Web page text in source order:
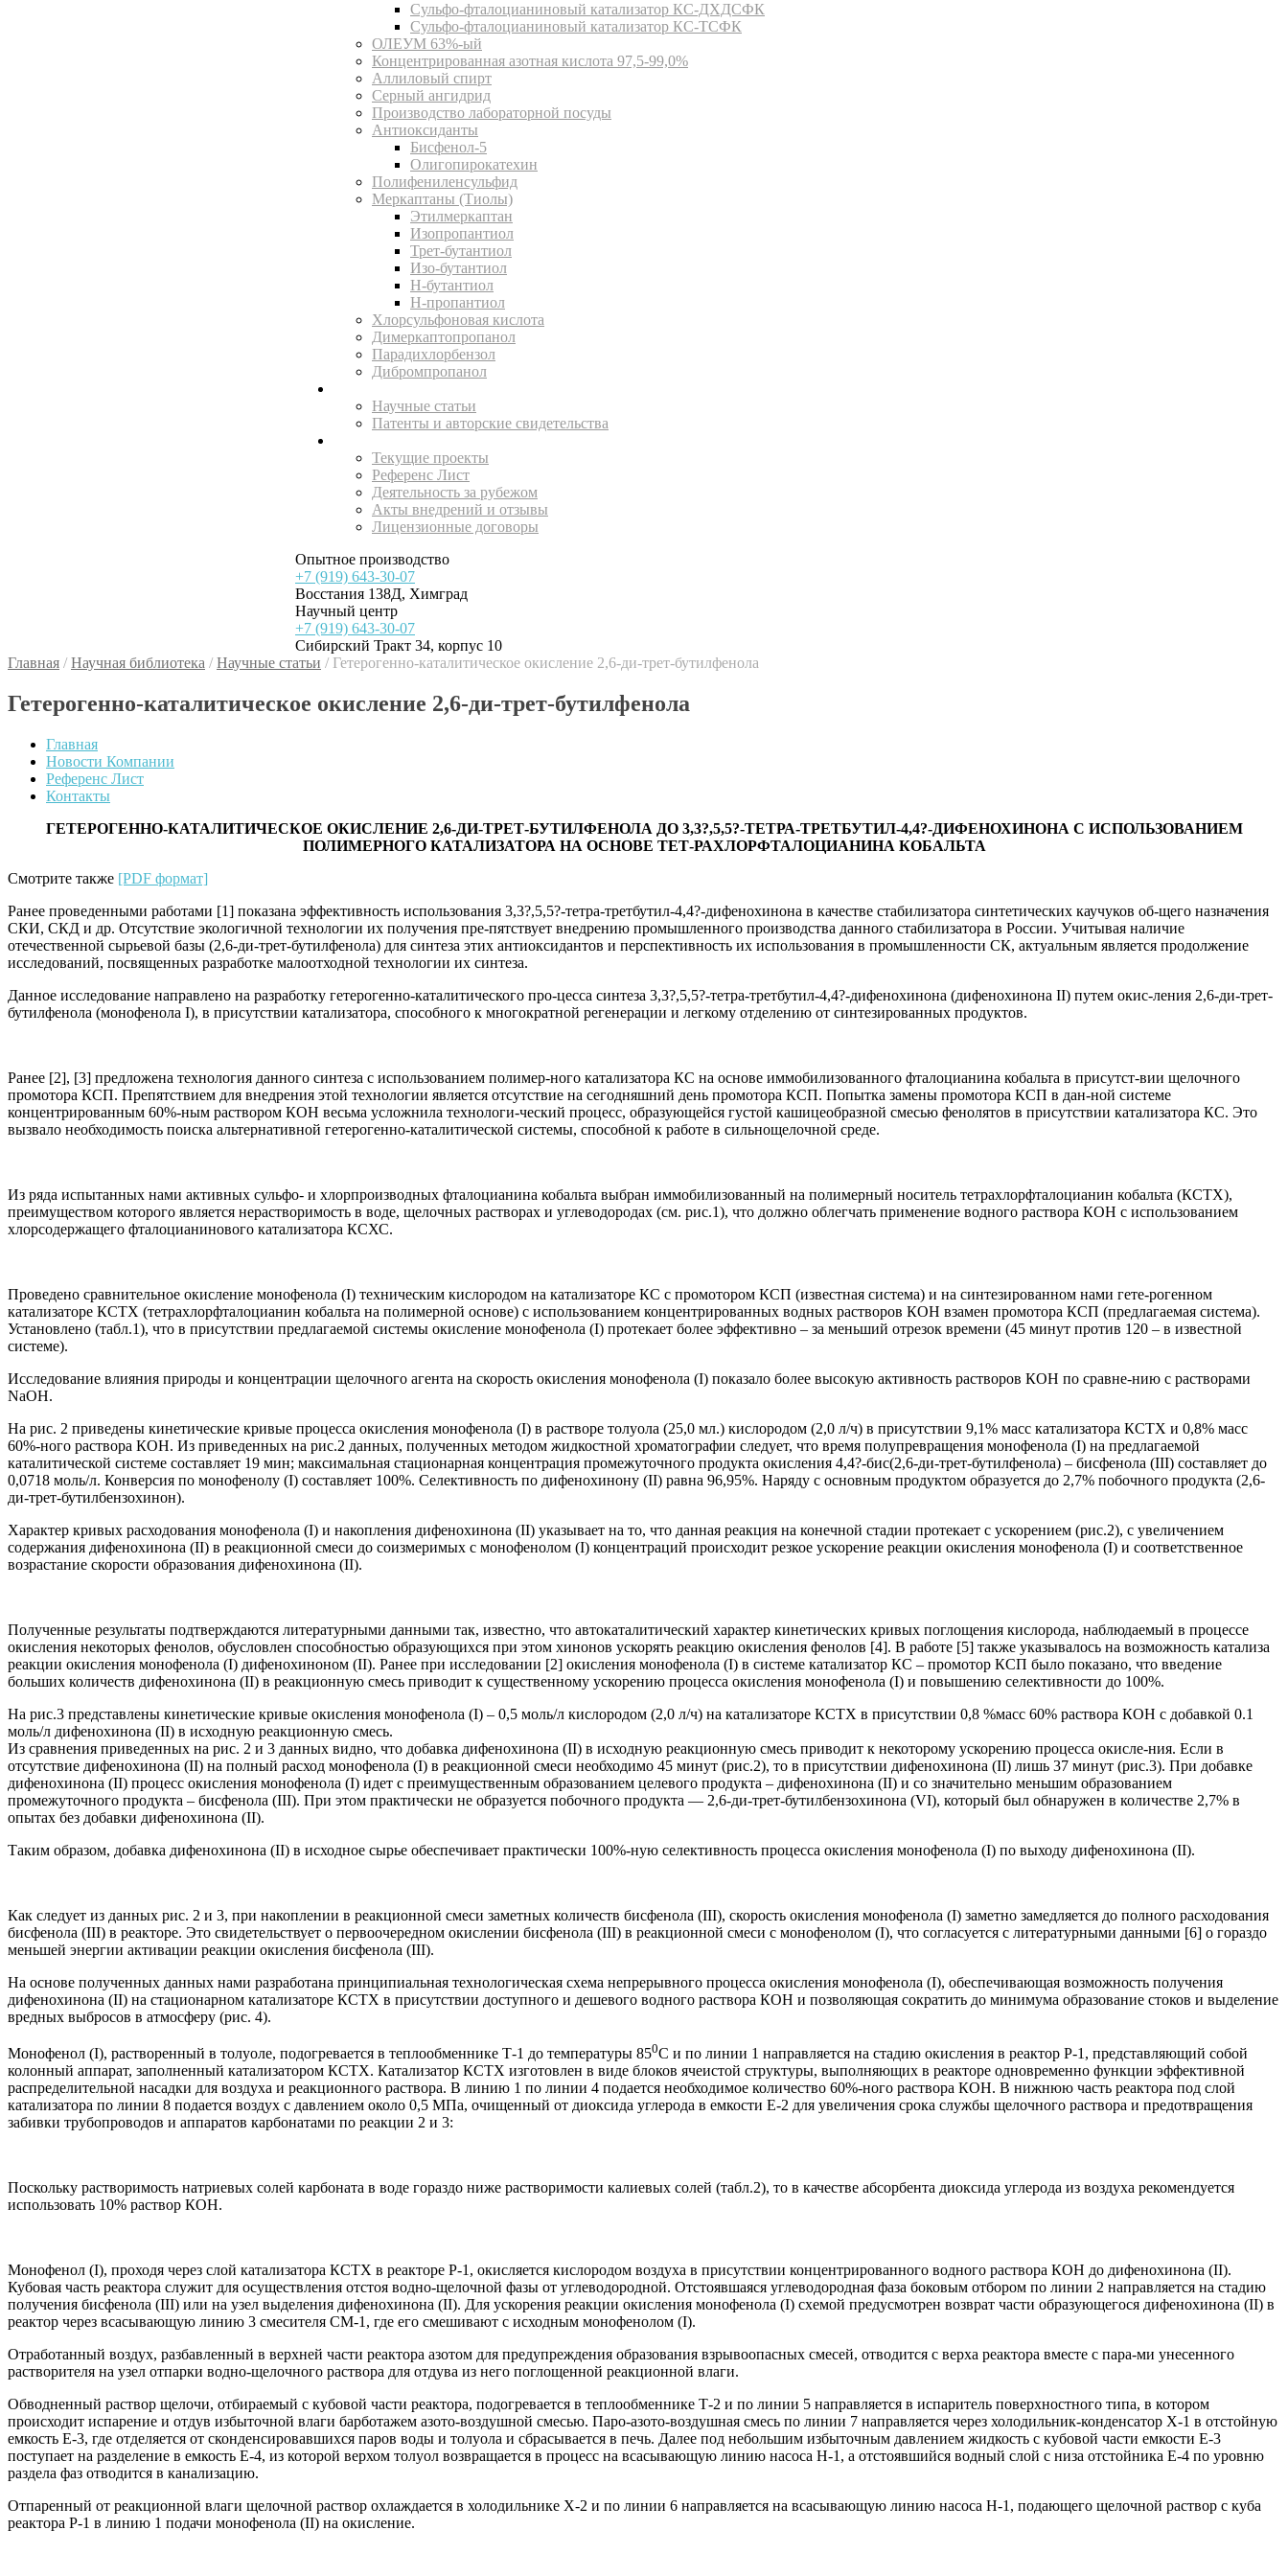
Сульфо-фталоцианиновый катализатор КС-ДХДСФК
Сульфо-фталоцианиновый катализатор КС-ТСФК
ОЛЕУМ 63%-ый
Концентрированная азотная кислота 97,5-99,0%
Аллиловый спирт
Серный ангидрид
Производство лабораторной посуды
Антиоксиданты
Бисфенол-5
Олигопирокатехин
Полифениленсульфид
Меркаптаны (Тиолы)
Этилмеркаптан
Изопропантиол
Трет-бутантиол
Изо-бутантиол
Н-бутантиол
Н-пропантиол
Хлорсульфоновая кислота
Димеркаптопропанол
Парадихлорбензол
Дибромпропанол
Научные статьи
Патенты и авторские свидетельства
Текущие проекты
Референс Лист
Деятельность за рубежом
Акты внедрений и отзывы
Лицензионные договоры
Опытное производство
+7 (919) 643-30-07
Восстания 138Д, Химград
Научный центр
+7 (919) 643-30-07
Сибирский Тракт 34, корпус 10
Главная / Научная библиотека / Научные статьи /Гетерогенно-каталитическое окисление 2,6-ди-трет-бутилфенола
Гетерогенно-каталитическое окисление 2,6-ди-трет-бутилфенола
Главная
Новости Компании
Референс Лист
Контакты
ГЕТЕРОГЕННО-КАТАЛИТИЧЕСКОЕ ОКИСЛЕНИЕ 2,6-ДИ-ТРЕТ-БУТИЛФЕНОЛА ДО 3,3?,5,5?-ТЕТРА-ТРЕТБУТИЛ-4,4?-ДИФЕНОХИНОНА С ИСПОЛЬЗОВАНИЕМ
ПОЛИМЕРНОГО КАТАЛИЗАТОРА НА ОСНОВЕ ТЕТ-РАХЛОРФТАЛОЦИАНИНА КОБАЛЬТА
Смотрите также [PDF формат]
Ранее проведенными работами [1] показана эффективность использования 3,3?,5,5?-тетра-третбутил-4,4?-дифенохинона в качестве стабилизатора синтетических каучуков об-щего назначения
СКИ, СКД и др. Отсутствие экологичной технологии их получения пре-пятствует внедрению промышленного производства данного стабилизатора в России. Учитывая наличие
отечественной сырьевой базы (2,6-ди-трет-бутилфенола) для синтеза этих антиоксидантов и перспективность их использования в промышленности СК, актуальным является продолжение
исследований, посвященных разработке малоотходной технологии их синтеза.
Данное исследование направлено на разработку гетерогенно-каталитического про-цесса синтеза 3,3?,5,5?-тетра-третбутил-4,4?-дифенохинона (дифенохинона II) путем окис-ления 2,6-ди-трет-
бутилфенола (монофенола І), в присутствии катализатора, способного к многократной регенерации и легкому отделению от синтезированных продуктов.
Ранее [2], [3] предложена технология данного синтеза с использованием полимер-ного катализатора КС на основе иммобилизованного фталоцианина кобальта в присутст-вии щелочного
промотора КСП. Препятствием для внедрения этой технологии является отсутствие на сегодняшний день промотора КСП. Попытка замены промотора КСП в дан-ной системе
концентрированным 60%-ным раствором КОН весьма усложнила технологи-ческий процесс, образующейся густой кашицеобразной смесью фенолятов в присутствии катализатора КС. Это
вызвало необходимость поиска альтернативной гетерогенно-каталитической системы, способной к работе в сильнощелочной среде.
Из ряда испытанных нами активных сульфо- и хлорпроизводных фталоцианина кобальта выбран иммобилизованный на полимерный носитель тетрахлорфталоцианин кобальта (КСТХ),
преимуществом которого является нерастворимость в воде, щелочных растворах и углеводородах (см. рис.1), что должно облегчать применение водного раствора КОН с использованием
хлорсодержащего фталоцианинового катализатора КСХС.
Проведено сравнительное окисление монофенола (I) техническим кислородом на катализаторе КС с промотором КСП (известная система) и на синтезированном нами гете-рогенном
катализаторе КСТХ (тетрахлорфталоцианин кобальта на полимерной основе) с использованием концентрированных водных растворов КОН взамен промотора КСП (предлагаемая система).
Установлено (табл.1), что в присутствии предлагаемой системы окисление монофенола (I) протекает более эффективно – за меньший отрезок времени (45 минут против 120 – в известной
системе).
Исследование влияния природы и концентрации щелочного агента на скорость окисления монофенола (I) показало более высокую активность растворов КОН по сравне-нию с растворами
NaOH.
На рис. 2 приведены кинетические кривые процесса окисления монофенола (I) в растворе толуола (25,0 мл.) кислородом (2,0 л/ч) в присутствии 9,1% масс катализатора КСТХ и 0,8% масс
60%-ного раствора КОН. Из приведенных на рис.2 данных, полученных методом жидкостной хроматографии следует, что время полупревращения монофенола (I) на предлагаемой
каталитической системе составляет 19 мин; максимальная стационарная концентрация промежуточного продукта окисления 4,4?-бис(2,6-ди-трет-бутилфенола) – бисфенола (III) составляет до
0,0718 моль/л. Конверсия по монофенолу (І) составляет 100%. Селективность по дифенохинону (II) равна 96,95%. Наряду с основным продуктом образуется до 2,7% побочного продукта (2,6-
ди-трет-бутилбензохинон).
Характер кривых расходования монофенола (I) и накопления дифенохинона (II) указывает на то, что данная реакция на конечной стадии протекает с ускорением (рис.2), с увеличением
содержания дифенохинона (II) в реакционной смеси до соизмеримых с монофенолом (I) концентраций происходит резкое ускорение реакции окисления монофенола (I) и соответственное
возрастание скорости образования дифенохинона (II).
Полученные результаты подтверждаются литературными данными так, известно, что автокаталитический характер кинетических кривых поглощения кислорода, наблюдаемый в процессе
окисления некоторых фенолов, обусловлен способностью образующихся при этом хинонов ускорять реакцию окисления фенолов [4]. В работе [5] также указывалось на возможность катализа
реакции окисления монофенола (I) дифенохиноном (II). Ранее при исследовании [2] окисления монофенола (I) в системе катализатор КС – промотор КСП было показано, что введение
больших количеств дифенохинона (II) в реакционную смесь приводит к существенному ускорению процесса окисления монофенола (I) и повышению селективности до 100%.
На рис.3 представлены кинетические кривые окисления монофенола (I) – 0,5 моль/л кислородом (2,0 л/ч) на катализаторе КСТХ в присутствии 0,8 %масс 60% раствора КОН с добавкой 0.1
моль/л дифенохинона (II) в исходную реакционную смесь.
Из сравнения приведенных на рис. 2 и 3 данных видно, что добавка дифенохинона (II) в исходную реакционную смесь приводит к некоторому ускорению процесса окисле-ния. Если в
отсутствие дифенохинона (II) на полный расход монофенола (I) в реакционной смеси необходимо 45 минут (рис.2), то в присутствии дифенохинона (II) лишь 37 минут (рис.3). При добавке
дифенохинона (II) процесс окисления монофенола (I) идет с преимущественным образованием целевого продукта – дифенохинона (II) и со значительно меньшим образованием
промежуточного продукта – бисфенола (III). При этом практически не образуется побочного продукта — 2,6-ди-трет-бутилбензохинона (VI), который был обнаружен в количестве 2,7% в
опытах без добавки дифенохинона (II).
Таким образом, добавка дифенохинона (II) в исходное сырье обеспечивает практически 100%-ную селективность процесса окисления монофенола (I) по выходу дифенохинона (II).
Как следует из данных рис. 2 и 3, при накоплении в реакционной смеси заметных количеств бисфенола (III), скорость окисления монофенола (I) заметно замедляется до полного расходования
бисфенола (III) в реакторе. Это свидетельствует о первоочередном окислении бисфенола (III) в реакционной смеси с монофенолом (I), что согласуется с литературными данными [6] о гораздо
меньшей энергии активации реакции окисления бисфенола (III).
На основе полученных данных нами разработана принципиальная технологическая схема непрерывного процесса окисления монофенола (I), обеспечивающая возможность получения
дифенохинона (II) на стационарном катализаторе КСТХ в присутствии доступного и дешевого водного раствора КОН и позволяющая сократить до минимума образование стоков и выделение
вредных выбросов в атмосферу (рис. 4).
Монофенол (I), растворенный в толуоле, подогревается в теплообменнике Т-1 до температуры 850С и по линии 1 направляется на стадию окисления в реактор Р-1, представляющий собой
колонный аппарат, заполненный катализатором КСТХ. Катализатор КСТХ изготовлен в виде блоков ячеистой структуры, выполняющих в реакторе одновременно функции эффективной
распределительной насадки для воздуха и реакционного раствора. В линию 1 по линии 4 подается необходимое количество 60%-ного раствора КОН. В нижнюю часть реактора под слой
катализатора по линии 8 подается воздух с давлением около 0,5 МПа, очищенный от диоксида углерода в емкости Е-2 для увеличения срока службы щелочного раствора и предотвращения
забивки трубопроводов и аппаратов карбонатами по реакции 2 и 3:
Поскольку растворимость натриевых солей карбоната в воде гораздо ниже растворимости калиевых солей (табл.2), то в качестве абсорбента диоксида углерода из воздуха рекомендуется
использовать 10% раствор КОН.
Монофенол (I), проходя через слой катализатора КСТХ в реакторе Р-1, окисляется кислородом воздуха в присутствии концентрированного водного раствора КОН до дифенохинона (II).
Кубовая часть реактора служит для осуществления отстоя водно-щелочной фазы от углеводородной. Отстоявшаяся углеводородная фаза боковым отбором по линии 2 направляется на стадию
получения бисфенола (III) или на узел выделения дифенохинона (II). Для ускорения реакции окисления монофенола (I) схемой предусмотрен возврат части образующегося дифенохинона (II) в
реактор через всасывающую линию 3 смесителя СМ-1, где его смешивают с исходным монофенолом (I).
Отработанный воздух, разбавленный в верхней части реактора азотом для предупреждения образования взрывоопасных смесей, отводится с верха реактора вместе с пара-ми унесенного
растворителя на узел отпарки водно-щелочного раствора для отдува из него поглощенной реакционной влаги.
Обводненный раствор щелочи, отбираемый с кубовой части реактора, подогревается в теплообменнике Т-2 и по линии 5 направляется в испаритель поверхностного типа, в котором
происходит испарение и отдув избыточной влаги барботажем азото-воздушной смесью. Паро-азото-воздушная смесь по линии 7 направляется через холодильник-конденсатор Х-1 в отстойную
емкость Е-3, где отделяется от сконденсировавшихся паров воды и толуола и сбрасывается в печь. Далее под небольшим избыточным давлением жидкость с кубовой части емкости Е-3
поступает на разделение в емкость Е-4, из которой верхом толуол возвращается в процесс на всасывающую линию насоса Н-1, а отстоявшийся водный слой с низа отстойника Е-4 по уровню
раздела фаз отводится в канализацию.
Отпаренный от реакционной влаги щелочной раствор охлаждается в холодильнике Х-2 и по линии 6 направляется на всасывающую линию насоса Н-1, подающего щелочной раствор с куба
реактора Р-1 в линию 1 подачи монофенола (II) на окисление.